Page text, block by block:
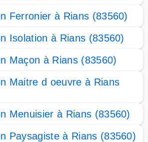
Ferronier à Rians (83560)
Isolation à Rians (83560)
Maçon à Rians (83560)
Maitre d oeuvre à Rians
Menuisier à Rians (83560)
Paysagiste à Rians (83560)